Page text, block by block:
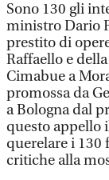
Sono 130 gli
ministro Dario
prestito di
Raffaello e
Cimabue a
promossa da
a Bologna dal
questo appello
querelare i 130
critiche alla